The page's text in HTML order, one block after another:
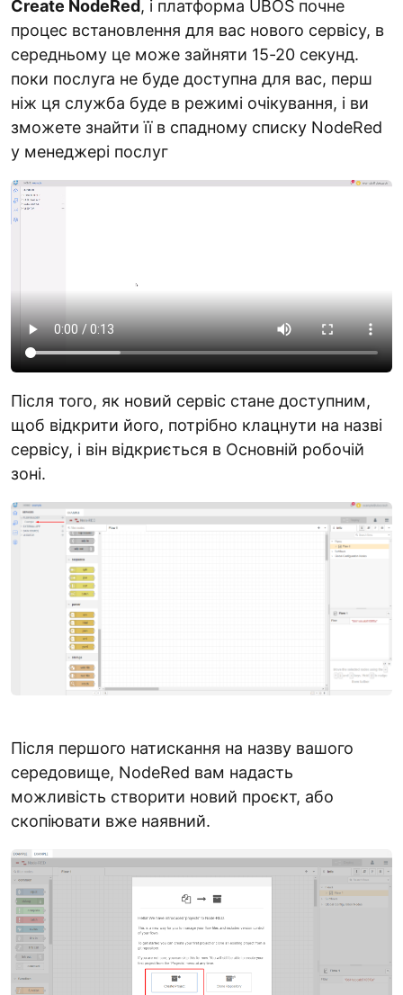
Create NodeRed, і платформа UBOS почне
процес встановлення для вас нового сервісу, в
середньому це може зайняти 15-20 секунд.
поки послуга не буде доступна для вас, перш
ніж ця служба буде в режимі очікування, і ви
зможете знайти її в спадному списку NodeRed
у менеджері послуг
Після того, як новий сервіс стане доступним,
щоб відкрити його, потрібно клацнути на назві
сервісу, і він відкриється в Основній робочій
зоні.
Після першого натискання на назву вашого
середовище, NodeRed вам надасть
можливість створити новий проєкт, або
скопіювати вже наявний.